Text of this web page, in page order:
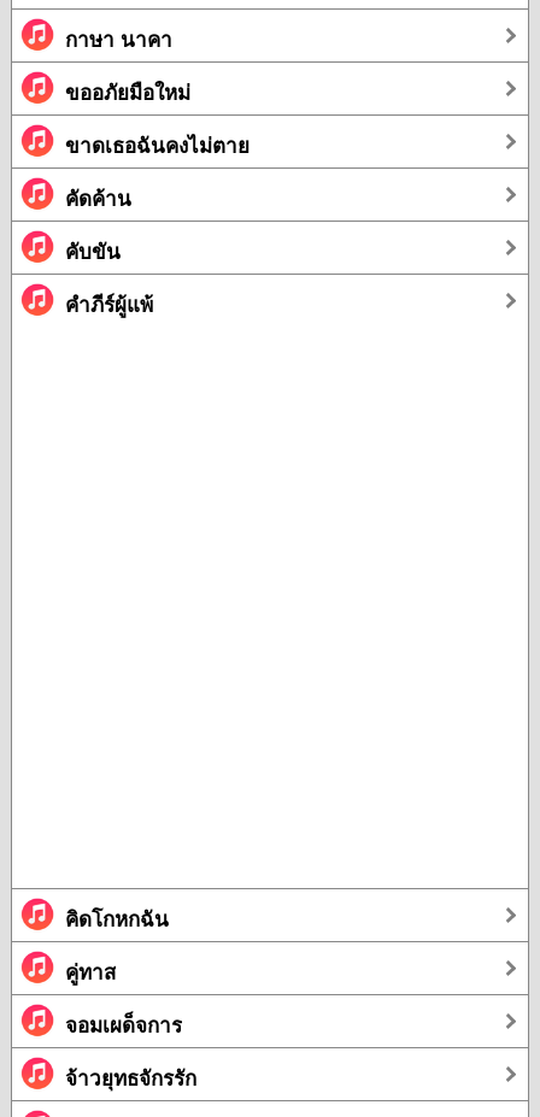
กาษา นาคา
ขออภัยมือใหม่
ขาดเธอฉันคงไม่ตาย
คัดค้าน
คับขัน
คำภีร์ผู้แพ้
คิดโกหกฉัน
คู่ทาส
จอมเผด็จการ
จ้าวยุทธจักรรัก